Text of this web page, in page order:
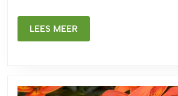
LEES MEER
MEER